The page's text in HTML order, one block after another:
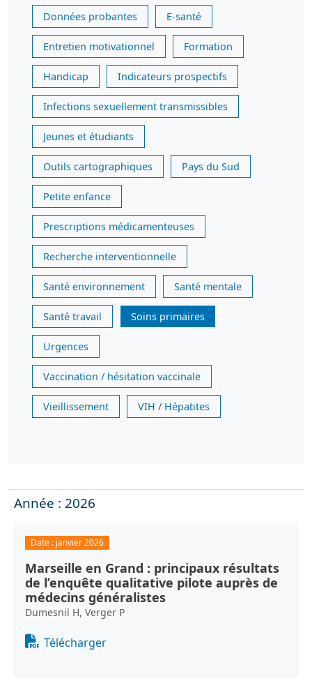
Données probantes E-santé
Entretien motivationnel Formation
Handicap Indicateurs prospectifs
Infections sexuellement transmissibles
Jeunes et étudiants
Outils cartographiques Pays du Sud
Petite enfance
Prescriptions médicamenteuses
Recherche interventionnelle
Santé environnement Santé mentale
Santé travail Soins primaires
Urgences
Vaccination / hésitation vaccinale
Vieillissement VIH / Hépatites
Année : 2026
Date : janvier 2026
Marseille en Grand : principaux résultats
de l’enquête qualitative pilote auprès de
médecins généralistes
Dumesnil H, Verger P
Document
Télécharger